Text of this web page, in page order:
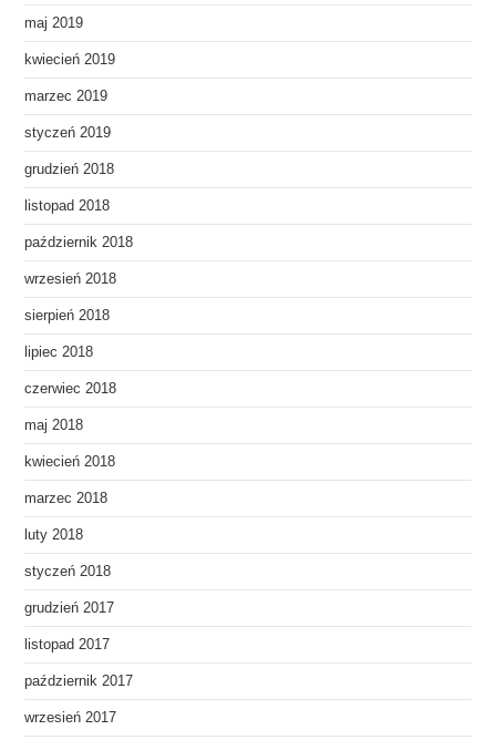
maj 2019
kwiecień 2019
marzec 2019
styczeń 2019
grudzień 2018
listopad 2018
październik 2018
wrzesień 2018
sierpień 2018
lipiec 2018
czerwiec 2018
maj 2018
kwiecień 2018
marzec 2018
luty 2018
styczeń 2018
grudzień 2017
listopad 2017
październik 2017
wrzesień 2017